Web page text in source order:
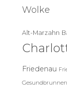
n
a
c
:
Wolke
Alt-Marzahn
Friedenau
Gesundbrunnen